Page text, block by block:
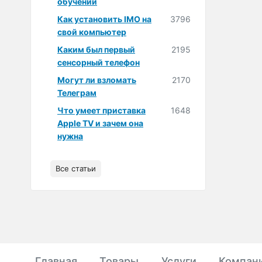
Как установить IMO на
свой компьютер
3796
Каким был первый
сенсорный телефон
2195
Могут ли взломать
Телеграм
2170
Что умеет приставка
Apple TV и зачем она
нужна
1648
Все статьи